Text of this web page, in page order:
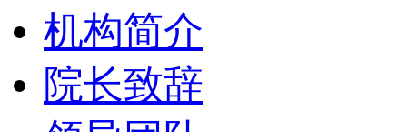
机构简介
院长致辞